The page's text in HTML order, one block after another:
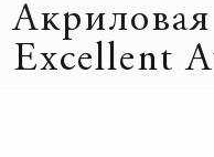
Excellent